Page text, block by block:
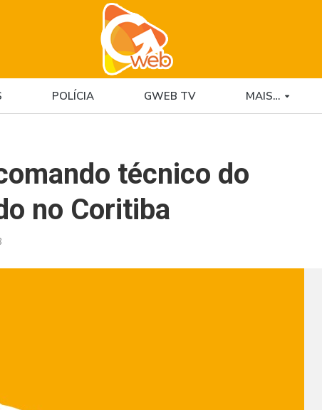
POLÍCIA GWEB TV MAIS…
técnico do
no Coritiba